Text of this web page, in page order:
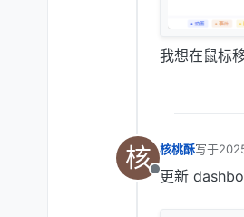
我想在鼠标
核
离线
核桃酥写于
最后由
更新